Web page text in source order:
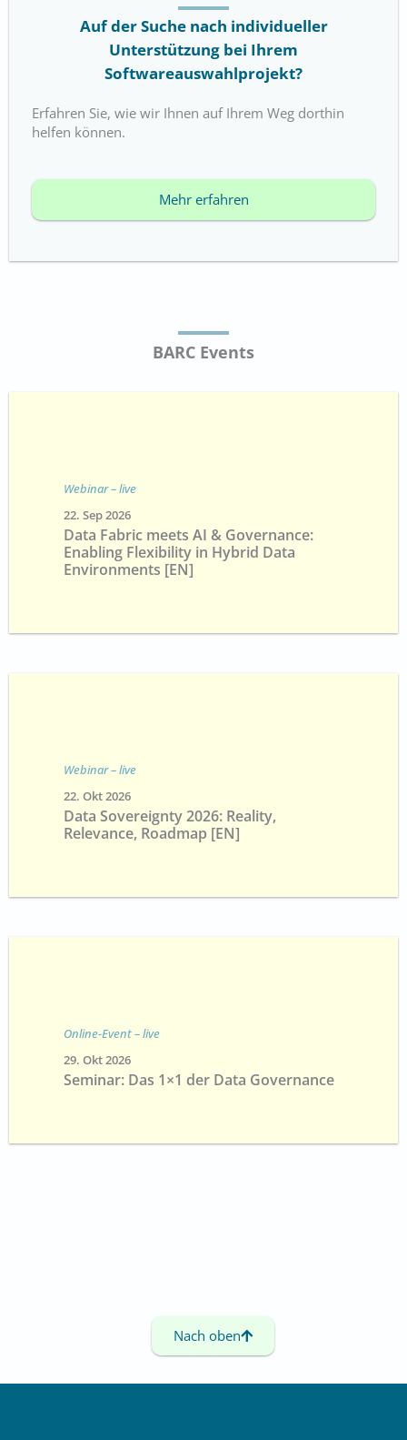
Auf der Suche nach individueller
Unterstützung bei Ihrem
Softwareauswahlprojekt?
Erfahren Sie, wie wir Ihnen auf Ihrem Weg dorthin
helfen können.
Mehr erfahren
BARC Events
Webinar – live
22. Sep 2026
Data Fabric meets AI & Governance:
Enabling Flexibility in Hybrid Data
Environments [EN]
Webinar – live
22. Okt 2026
Data Sovereignty 2026: Reality,
Relevance, Roadmap [EN]
Online-Event – live
29. Okt 2026
Seminar: Das 1×1 der Data Governance
Nach oben